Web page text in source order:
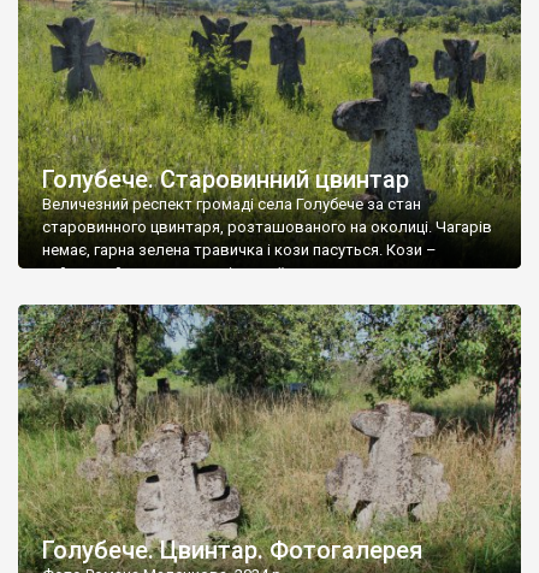
Голубече. Старовинний цвинтар
Величезний респект громаді села Голубече за стан
старовинного цвинтаря, розташованого на околиці. Чагарів
немає, гарна зелена травичка і кози пасуться. Кози –
найкращий регулятор шкідливої, для старих кладовищ,
бруньками, кози ті бруньки обгризають, бо то улюблений
делікатес. На цвинтарі у Голубечому ціла колекція
різноманітних форм хрестів. Село відносно невелике, […]
Голубече. Цвинтар. Фотогалерея